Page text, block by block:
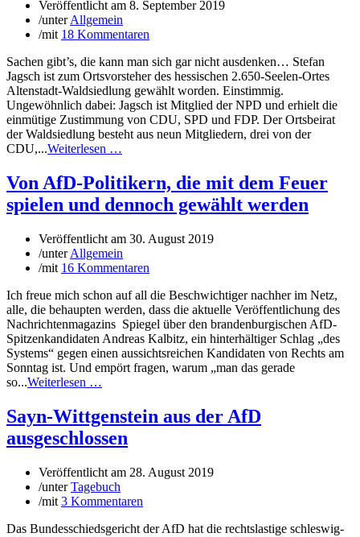
Veröffentlicht am 8. September 2019
/unterAllgemein
/mit 18 Kommentaren
Sachen gibt’s, die kann man sich gar nicht ausdenken… Stefan
Jagsch ist zum Ortsvorsteher des hessischen 2.650-Seelen-Ortes
Altenstadt-Waldsiedlung gewählt worden. Einstimmig.
Ungewöhnlich dabei: Jagsch ist Mitglied der NPD und erhielt die
einmütige Zustimmung von CDU, SPD und FDP. Der Ortsbeirat
der Waldsiedlung besteht aus neun Mitgliedern, drei von der
CDU,...Weiterlesen …
Von AfD-Politikern, die mit dem Feuer
spielen und dennoch gewählt werden
Veröffentlicht am 30. August 2019
/unterAllgemein
/mit 16 Kommentaren
Ich freue mich schon auf all die Beschwichtiger nachher im Netz,
alle, die behaupten werden, dass die aktuelle Veröffentlichung des
Nachrichtenmagazins Spiegel über den brandenburgischen AfD-
Spitzenkandidaten Andreas Kalbitz, ein hinterhältiger Schlag „des
Systems“ gegen einen aussichtsreichen Kandidaten von Rechts am
Sonntag ist. Und empört fragen, warum „man das gerade
so...Weiterlesen …
Sayn-Wittgenstein aus der AfD
ausgeschlossen
Veröffentlicht am 28. August 2019
/unterTagebuch
/mit 3 Kommentaren
Das Bundesschiedsgericht der AfD hat die rechtslastige schleswig-